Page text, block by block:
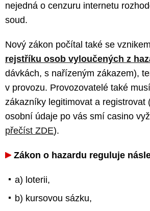
nejedná o cenzuru internetu
soud.
Nový zákon počítal také se
rejstříku osob vyloučených z
dávkách, s nařízeným zákazem),
v provozu. Provozovatelé také
zákazníky legitimovat a registrovat
osobní údaje po vás smí casino
přečíst ZDE).
Zákon o hazardu reguluje
a) loterii,
b) kursovou sázku,